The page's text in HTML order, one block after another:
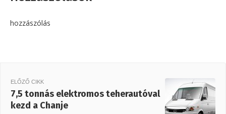
hozzászólás
ELŐZŐ CIKK
7,5 tonnás elektromos teherautóval
kezd a Chanje